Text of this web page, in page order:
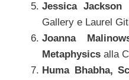
Jessica Jackson
Gallery e Laurel
Joanna
Metaphysics alla
Huma Bhabha,